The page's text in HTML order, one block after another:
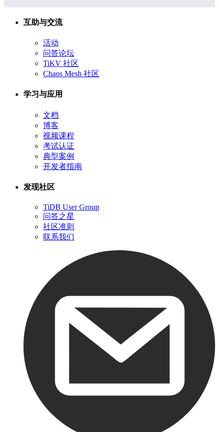
互助与交流
活动
问答论坛
TiKV 社区
Chaos Mesh 社区
学习与应用
文档
博客
视频课程
考试认证
典型案例
开发者指南
发现社区
TiDB User Group
问答之星
社区准则
联系我们